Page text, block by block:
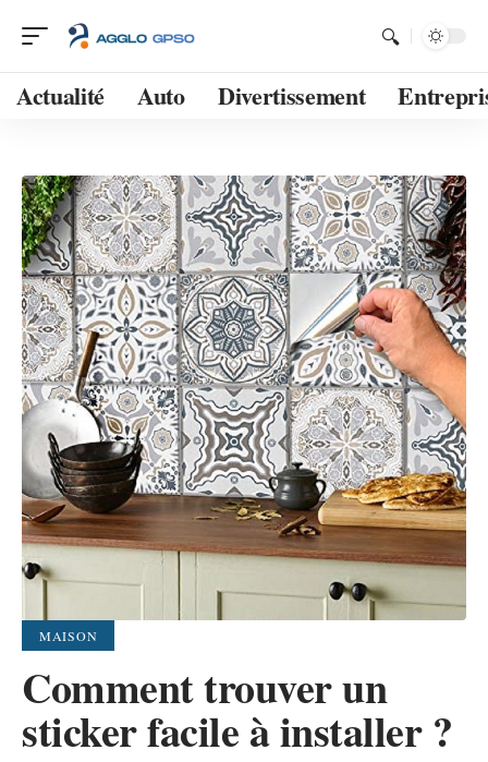
Actualité Auto Divertissement
MAISON
Comment trouver un
sticker facile à installer ?